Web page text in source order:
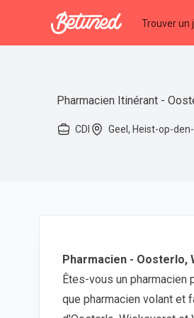
Betuned Trouver un
Pharmacien Itinérant -
CDI Geel, Heist-op-
Pharmacien - Oosterlo,
Êtes-vous un pharmacien
que pharmacien volant et